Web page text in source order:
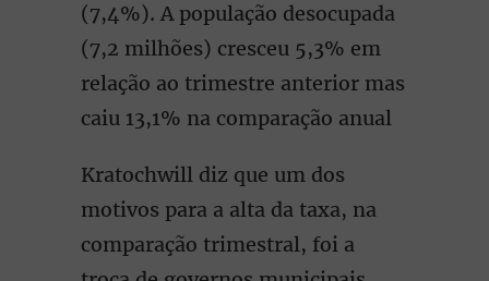
(7,4%). A população desocupada
(7,2 milhões) cresceu 5,3% em
relação ao trimestre anterior mas
caiu 13,1% na comparação anual
Kratochwill diz que um dos
motivos para a alta da taxa, na
comparação trimestral, foi a